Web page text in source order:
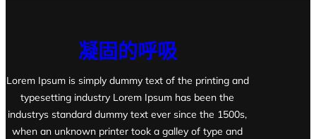
凝固的呼吸
Lorem Ipsum is simply dummy text of the printing and
typesetting industry Lorem Ipsum has been the
industrys standard dummy text ever since the 1500s,
when an unknown printer took a galley of type and